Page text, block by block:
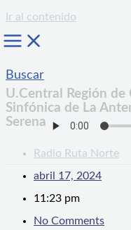
Ir al contenido
Buscar
U.Central Región
Sinfónica de La
Serena
Radio Ruta Norte
abril 17, 2024
11:23 pm
No Comments